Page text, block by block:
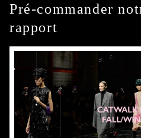
Pré-commander
rapport